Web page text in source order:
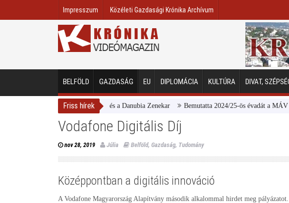
Impresszum Közéleti Gazdasági Krónika Archívum
BELFÖLD GAZDASÁG EU DIPLOMÁCIA KULTÚRA DIVAT,
Friss hírek
Magyar Nemzeti Galéria és a Danubia Zenekar Bemutatta 2024/25-ös évadát a MÁV
Vodafone Digitális Díj
nov 28, 2019 Júlia Belföld, Gazdaság, Tudomány
Középpontban a digitális innováció
A Vodafone Magyarország Alapítvány második alkalommal hirdet meg